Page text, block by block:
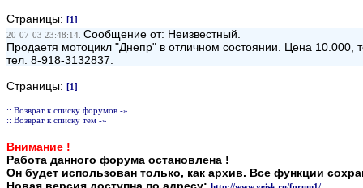
Страницы: [1]
20-07-03 23:48:14. Сообщение от: Неизвестный.
Продаетя мотоцикл "Днепр" в отличном состоянии. Цена 10.000,
тел. 8-918-3132837.
Страницы: [1]
:: Возврат к списку форумов -»
:: Возврат к списку тем -»
Внимание !
Работа данного форума остановлена !
Он будет использован только, как архив. Все функции